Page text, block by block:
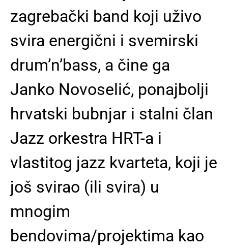
zagrebački band koji uživo
svira energični i svemirski
drum’n’bass, a čine ga
Janko Novoselić, ponajbolji
hrvatski bubnjar i stalni član
Jazz orkestra HRT-a i
vlastitog jazz kvarteta, koji je
još svirao (ili svira) u
mnogim
bendovima/projektima kao